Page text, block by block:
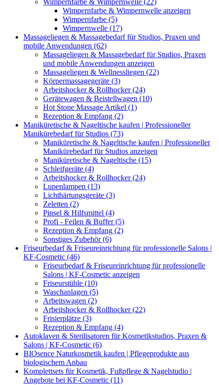
Wimpernfarbe & Wimpernwelle (22)
Wimpernfarbe & Wimpernwelle anzeigen
Wimpernfarbe (5)
Wimpernwelle (17)
Massageliegen & Massagebedarf für Studios, Praxen und
mobile Anwendungen (62)
Massageliegen & Massagebedarf für Studios, Praxen
und mobile Anwendungen anzeigen
Massageliegen & Wellnessliegen (22)
Körpermassagegeräte (3)
Arbeitshocker & Rollhocker (24)
Gerätewagen & Beistellwagen (10)
Hot Stone Massage Artikel (1)
Rezeption & Empfang (2)
Maniküretische & Nageltische kaufen | Professioneller
Manikürebedarf für Studios (73)
Maniküretische & Nageltische kaufen | Professioneller
Manikürebedarf für Studios anzeigen
Maniküretische & Nageltische (15)
Schleifgeräte (4)
Arbeitshocker & Rollhocker (24)
Lupenlampen (13)
Lichthärtungsgeräte (3)
Zeletten (2)
Pinsel & Hilfsmittel (4)
Profi - Feilen & Buffer (5)
Rezeption & Empfang (2)
Sonstiges Zubehör (6)
Friseurbedarf & Friseureinrichtung für professionelle Salons |
KF-Cosmetic (46)
Friseurbedarf & Friseureinrichtung für professionelle
Salons | KF-Cosmetic anzeigen
Friseurstühle (10)
Waschanlagen (5)
Arbeitswagen (2)
Arbeitshocker & Rollhocker (22)
Frisierplätze (3)
Rezeption & Empfang (4)
Autoklaven & Sterilisatoren für Kosmetikstudios, Praxen &
Salons | KF-Cosmetic (6)
BIOsence Naturkosmetik kaufen | Pflegeprodukte aus
biologischem Anbau
Komplettsets für Kosmetik, Fußpflege & Nagelstudio |
Angebote bei KF-Cosmetic (11)